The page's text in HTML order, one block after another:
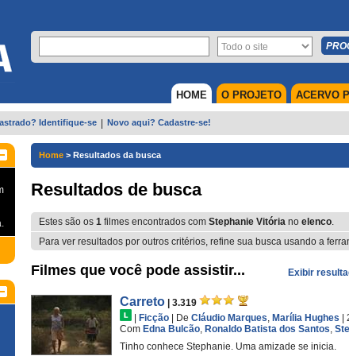
ACERVO
O PROJETO
HOME
Identifique-se Novo aqui? Cadastre-se!
Home > Resultados da busca
Resultados de busca
Estes são os 1 filmes encontrados com Stephanie Vitória no elenco.
Para ver resultados por outros critérios, refine sua busca usando a
Exibir
Filmes que você pode assistir...
Carreto
| 3.319
Ficção De Cláudio Marques, Marília Hughes
Com Edna Bulcão, Ronaldo Batista dos Santos,
Tinho conhece Stephanie. Uma amizade se inicia.